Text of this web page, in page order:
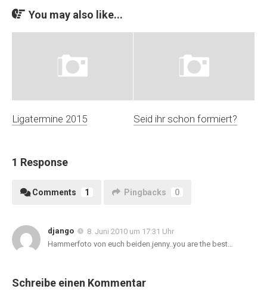
You may also like...
Ligatermine 2015 Seid ihr schon formiert?
1 Response
Comments 1 Pingbacks 0
django
8. Juni 2010 um 17:31 Uhr
Hammerfoto von euch beiden.jenny..you are the best…
Schreibe einen Kommentar